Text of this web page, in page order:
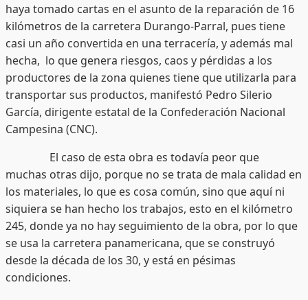
haya tomado cartas en el asunto de la reparación de 16
kilómetros de la carretera Durango-Parral, pues tiene
casi un año convertida en una terracería, y además mal
hecha, lo que genera riesgos, caos y pérdidas a los
productores de la zona quienes tiene que utilizarla para
transportar sus productos, manifestó Pedro Silerio
García, dirigente estatal de la Confederación Nacional
Campesina (CNC).
El caso de esta obra es todavía peor que
muchas otras dijo, porque no se trata de mala calidad en
los materiales, lo que es cosa común, sino que aquí ni
siquiera se han hecho los trabajos, esto en el kilómetro
245, donde ya no hay seguimiento de la obra, por lo que
se usa la carretera panamericana, que se construyó
desde la década de los 30, y está en pésimas
condiciones.